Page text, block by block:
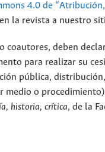
4.0 de
la revista a nuestro
coautores, deben
para realizar su
pública,
medio o
historia, crítica, de la